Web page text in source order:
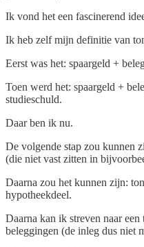
Ik vond het een fascinerend
Ik heb zelf mijn definitie van
Eerst was het: spaargeld +
Toen werd het: spaargeld +
studieschuld.
Daar ben ik nu.
De volgende stap zou kunnen
(die niet vast zitten in
Daarna zou het kunnen zijn:
hypotheekdeel.
Daarna kan ik streven naar
beleggingen (de inleg dus niet